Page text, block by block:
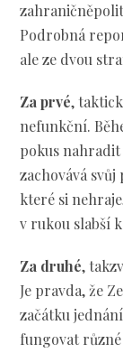
Podrobná
ale ze dvou
Za prvé,
nefunkční.
pokus nahradit
zachovává
které si
v rukou slabší
Za druhé,
Je pravda, že
začátku
fungovat